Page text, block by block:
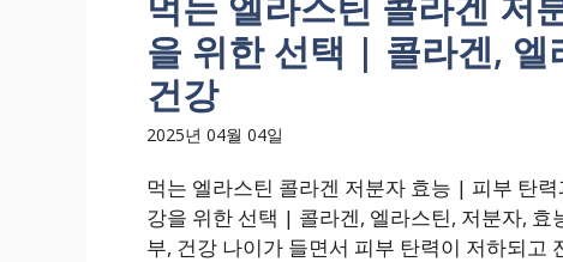
을 위한 선택 | 콜라겐, 엘
건강
2025년 04월 04일
먹는 엘라스틴 콜라겐 저분자 효능 | 피부 탄력
강을 위한 선택 | 콜라겐, 엘라스틴, 저분자, 효
부, 건강 나이가 들면서 피부 탄력이 저하되고